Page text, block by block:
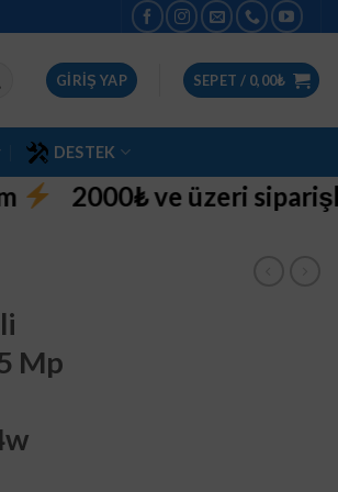
GIRIŞ YAP SEPET / 0,00₺
DESTEK
siparişlerinizde aynı
Mp